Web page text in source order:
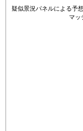
疑似景況パネルによる予
マッ